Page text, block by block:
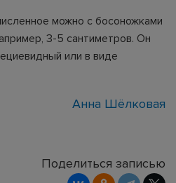
можно с босоножками
3-5 сантиметров. Он
или в виде
Анна Шёлковая
Поделиться записью